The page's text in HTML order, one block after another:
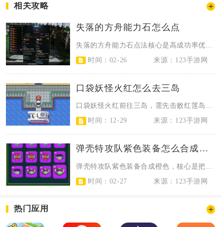
相关攻略
失落的方舟能力石怎么点
时间：02-26
来源：123手游网
口袋妖怪火红怎么去三岛
口袋妖怪火红前往三岛，需先击败红莲岛道馆馆主夏伯，跟随正辉前往一岛获取三岛通...
时间：12-29
来源：123手游网
弹壳特攻队紫色装备怎么合成橙色
时间：02-27
来源：123手游网
热门应用